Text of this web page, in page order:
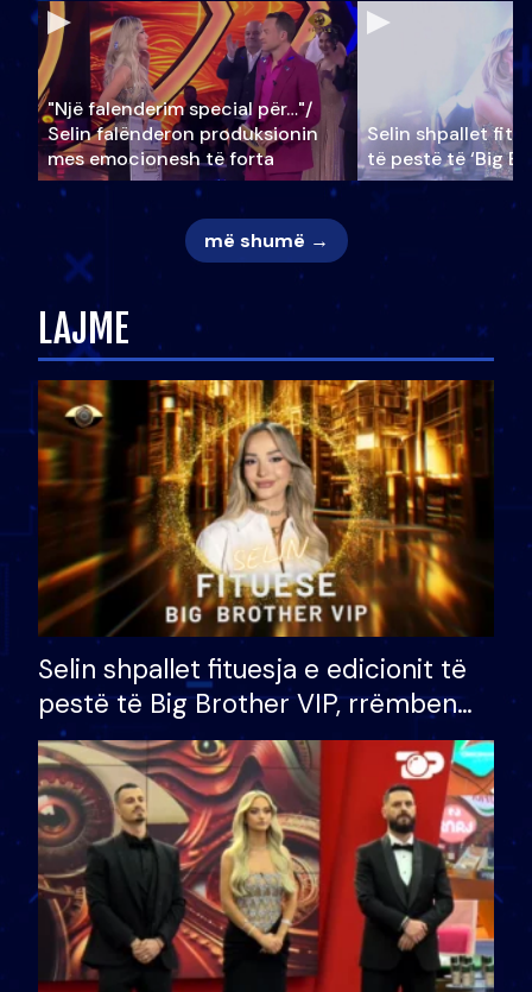
"Një falenderim special për…"/
Selin falënderon produksionin
mes emocionesh të forta
Selin shpallet
të pestë të ‘Big
më shumë →
LAJME
Selin shpallet fituesja e edicionit të
pestë të Big Brother VIP, rrëmben
çmimin e madh prej 100 mijë eurosh